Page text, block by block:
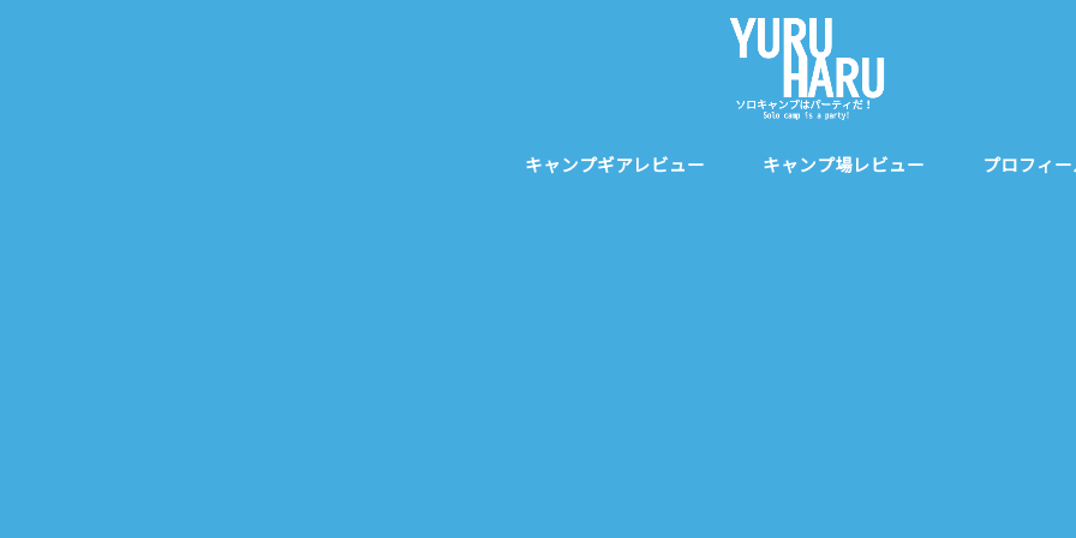
キャンプギアレビュー キャンプ場レビュー プロフィー